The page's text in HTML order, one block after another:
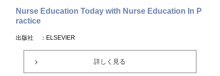
Nurse Education Today with Nurse Education In P
ractice
出版社 ：ELSEVIER
詳しく見る